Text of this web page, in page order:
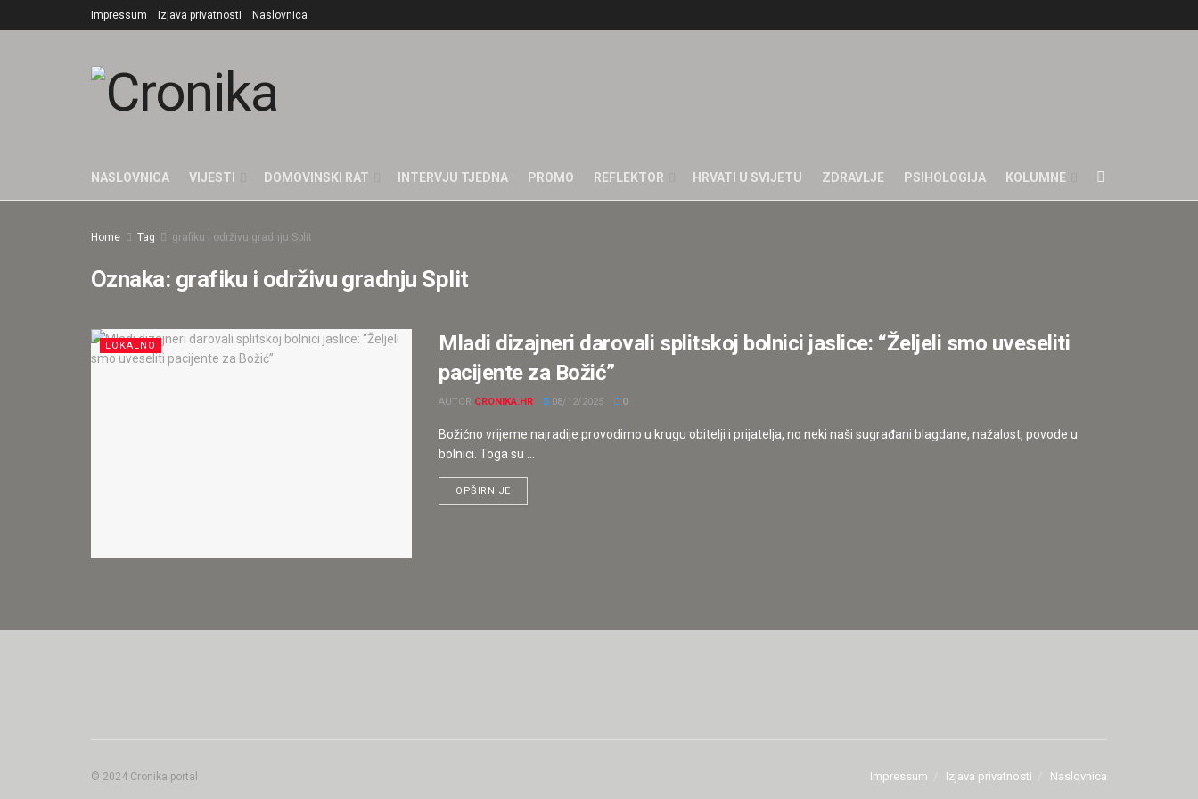
Impressum Izjava privatnosti Naslovnica
NASLOVNICA VIJESTI DOMOVINSKI RAT INTERVJU TJEDNA PROMO REFLEKTOR HRVATI U SVIJETU ZDRAVLJE PSIHOLOGIJA KOLUMNE
Home Tag grafiku i održivu gradnju Split
Oznaka: grafiku i održivu gradnju Split
LOKALNO
Mladi dizajneri darovali splitskoj bolnici jaslice: “Željeli smo uveseliti
pacijente za Božić”
AUTOR CRONIKA.HR 08/12/2025 0
Božićno vrijeme najradije provodimo u krugu obitelji i prijatelja, no neki naši sugrađani blagdane, nažalost, povode u
bolnici. Toga su ...
OPŠIRNIJE
Impressum Izjava privatnosti Naslovnica
© 2024 Cronika portal